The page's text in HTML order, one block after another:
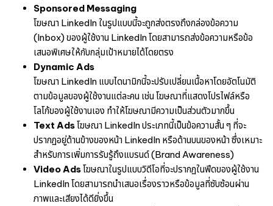
Sponsored Messaging
โฆษณา LinkedIn ในรูปแบบนี้จะถูกส่งตรงถึงกล่องข้อความ
(Inbox) ของผู้ใช้งาน LinkedIn โดยสามารถส่งข้อความหรือข้อ
เสนอพิเศษให้กับกลุ่มเป้าหมายได้โดยตรง
Dynamic Ads
โฆษณา LinkedIn แบบไดนามิกนี้จะปรับเปลี่ยนเนื้อหาโดยอัตโนมัติ
ตามข้อมูลของผู้ใช้งานแต่ละคน เช่น โฆษณาที่แสดงโปรไฟล์หรือ
โลโก้ของผู้ใช้งานเอง ทำให้โฆษณามีความเป็นส่วนตัวมากขึ้น
Text Adsโฆษณา LinkedIn ประเภทนี้เป็นข้อความสั้น ๆ ที่จะ
ปรากฏอยู่ด้านข้างของหน้า LinkedIn หรือด้านบนของหน้า ซึ่งเหมาะ
สำหรับการเพิ่มการรับรู้ถึงแบรนด์ (Brand Awareness)
Video Adsโฆษณาในรูปแบบวิดีโอที่จะปรากฏในฟีดของผู้ใช้งาน
LinkedIn โดยสามารถนำเสนอเรื่องราวหรือข้อมูลที่ซับซ้อนผ่าน
ภาพและเสียงได้ดียิ่งขึ้น